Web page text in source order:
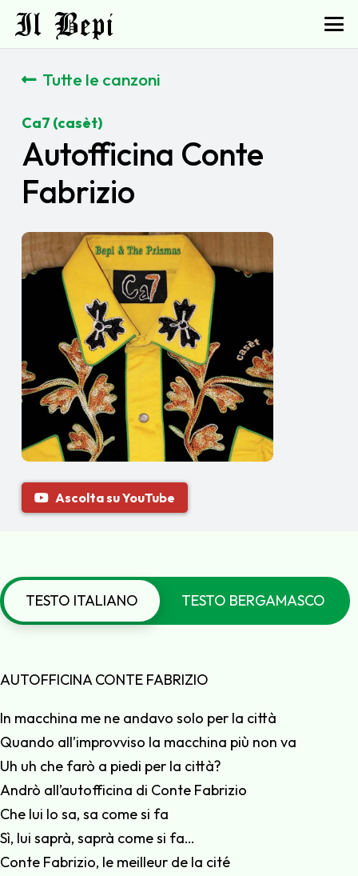
Il Bepi
Tutte le canzoni
Ca7 (casèt)
Autofficina Conte
Fabrizio
Ascolta su YouTube
TESTO ITALIANO TESTO BERGAMASCO
AUTOFFICINA CONTE FABRIZIO
In macchina me ne andavo solo per la città
Quando all’improvviso la macchina più non va
Uh uh che farò a piedi per la città?
Andrò all’autofficina di Conte Fabrizio
Che lui lo sa, sa come si fa
Sì, lui saprà, saprà come si fa…
Conte Fabrizio, le meilleur de la cité